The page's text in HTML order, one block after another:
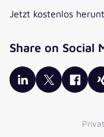
Jetzt kostenlos
Share on Social
erhalten. Setzen Sie
Ich möchte
der valantic GmbH
Business Analytics,